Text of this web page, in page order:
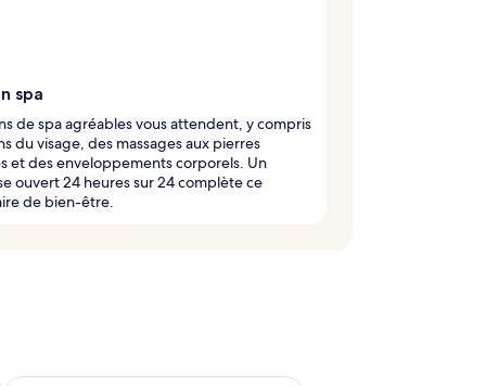
spa
de spa agréables vous attendent, y compris
du visage, des massages aux pierres
et des enveloppements corporels. Un
ouvert 24 heures sur 24 complète ce
de bien-être.